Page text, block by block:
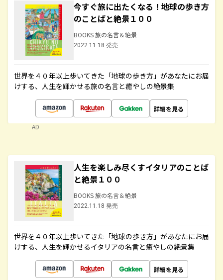
今すぐ旅に出たくなる！地球の歩き方
のことばと絶景１００
BOOKS 旅の名言＆絶景
2022.11.18 発売
世界を４０年以上歩いてきた「地球の歩き方」があなたにお届
けする、人生を輝かせる旅の名言と癒やしの絶景集
詳細を見る
AD
人生を楽しみ尽くすイタリアのことば
と絶景１００
BOOKS 旅の名言＆絶景
2022.11.18 発売
世界を４０年以上歩いてきた「地球の歩き方」があなたにお届
けする、人生を輝かせるイタリアの名言と癒やしの絶景集
詳細を見る